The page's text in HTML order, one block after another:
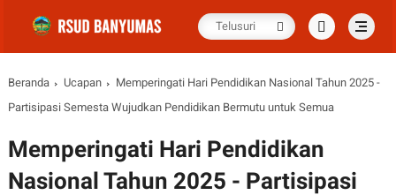
Beranda Ucapan
Memperingati Hari Pendidikan Nasional Tahun 2025 -
Partisipasi Semesta Wujudkan Pendidikan Bermutu untuk Semua
Memperingati Hari Pendidikan
Nasional Tahun 2025 - Partisipasi